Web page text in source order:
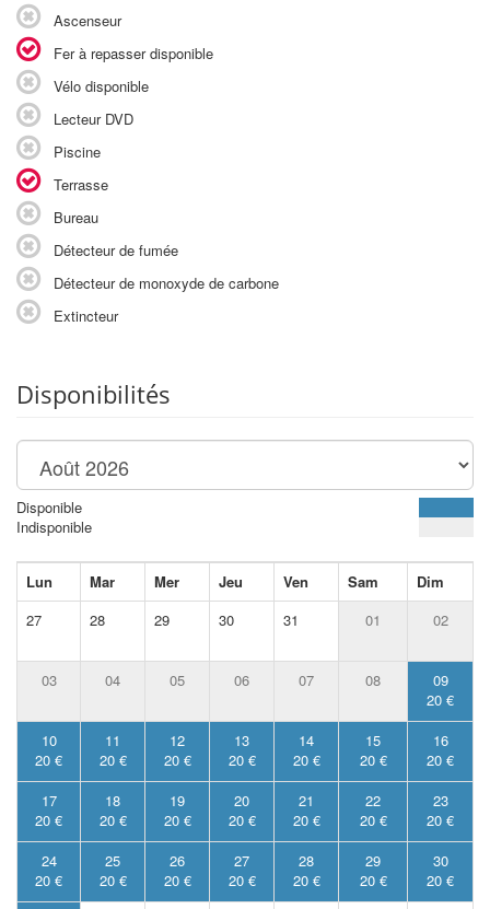
Ascenseur
Fer à repasser disponible
Vélo disponible
Lecteur DVD
Piscine
Terrasse
Bureau
Détecteur de fumée
Détecteur de monoxyde de carbone
Extincteur
Disponibilités
Disponible
Indisponible
Lun Mar Mer Jeu Ven Sam
Dim
27
28 29 30 31 01 02
03 04 05 06 07 08
09
20 €
10
20 €
11
20 €
12
20 €
13
20 €
14
20 €
15
20 €
16
20 €
17
20 €
18
20 €
19
20 €
20
20 €
21
20 €
22
20 €
23
20 €
24
20 €
25
20 €
26
20 €
27
20 €
28
20 €
29
20 €
30
20 €